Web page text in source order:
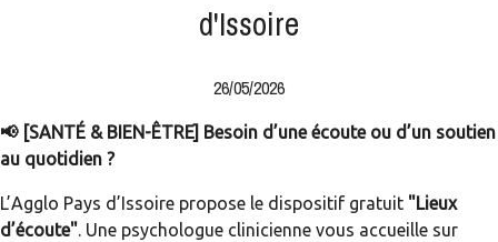
d'Issoire
26/05/2026
📢 [SANTÉ & BIEN-ÊTRE] Besoin d’une écoute ou d’un soutien
au quotidien ?
L’Agglo Pays d’Issoire propose le dispositif gratuit "Lieux
d’écoute". Une psychologue clinicienne vous accueille sur